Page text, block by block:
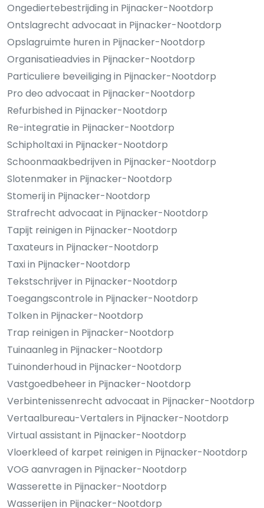
Ongediertebestrijding in Pijnacker-Nootdorp
Ontslagrecht advocaat in Pijnacker-Nootdorp
Opslagruimte huren in Pijnacker-Nootdorp
Organisatieadvies in Pijnacker-Nootdorp
Particuliere beveiliging in Pijnacker-Nootdorp
Pro deo advocaat in Pijnacker-Nootdorp
Refurbished in Pijnacker-Nootdorp
Re-integratie in Pijnacker-Nootdorp
Schipholtaxi in Pijnacker-Nootdorp
Schoonmaakbedrijven in Pijnacker-Nootdorp
Slotenmaker in Pijnacker-Nootdorp
Stomerij in Pijnacker-Nootdorp
Strafrecht advocaat in Pijnacker-Nootdorp
Tapijt reinigen in Pijnacker-Nootdorp
Taxateurs in Pijnacker-Nootdorp
Taxi in Pijnacker-Nootdorp
Tekstschrijver in Pijnacker-Nootdorp
Toegangscontrole in Pijnacker-Nootdorp
Tolken in Pijnacker-Nootdorp
Trap reinigen in Pijnacker-Nootdorp
Tuinaanleg in Pijnacker-Nootdorp
Tuinonderhoud in Pijnacker-Nootdorp
Vastgoedbeheer in Pijnacker-Nootdorp
Verbintenissenrecht advocaat in Pijnacker-Nootdorp
Vertaalbureau-Vertalers in Pijnacker-Nootdorp
Virtual assistant in Pijnacker-Nootdorp
Vloerkleed of karpet reinigen in Pijnacker-Nootdorp
VOG aanvragen in Pijnacker-Nootdorp
Wasserette in Pijnacker-Nootdorp
Wasserijen in Pijnacker-Nootdorp